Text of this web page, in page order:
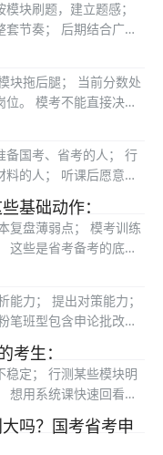
块刷题，建立题感；
节奏； 后期结合广东
东省考的人比较友
排？ 1. 资料分析：
块拖后腿； 当前分数处
。 模考不能直接决定
题本补短板 如果你想
，行测申论不能太...
备国考、省考的人； 行
的人； 听课后愿意刷
。 如果你已经学过一
性听薄弱模块，或者搭
基础动作：
复盘薄弱点； 模考训练
这些是省考备考的底层
不同省份的差异，应
江苏、广东、山东、
力； 提出对策能力；
笔班型包含申论批改，
而是发现要点遗漏、结
压力大，申论不能长
生：
稳定； 行测某些模块明
想用系统课快速回看方
想用一个系统班补基
块，也可以结合粉笔
吗？国考省考申